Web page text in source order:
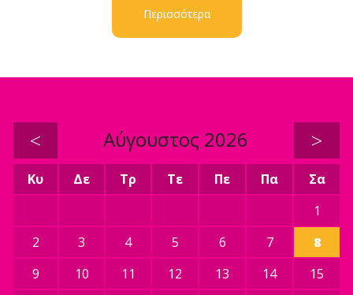
Περισσότερα
< Αύγουστος 2026 >
Κυ Δε Τρ Τε Πε Πα
Σα
1
2
3 4 5 6 7
8
9
10 11 12 13 14
15